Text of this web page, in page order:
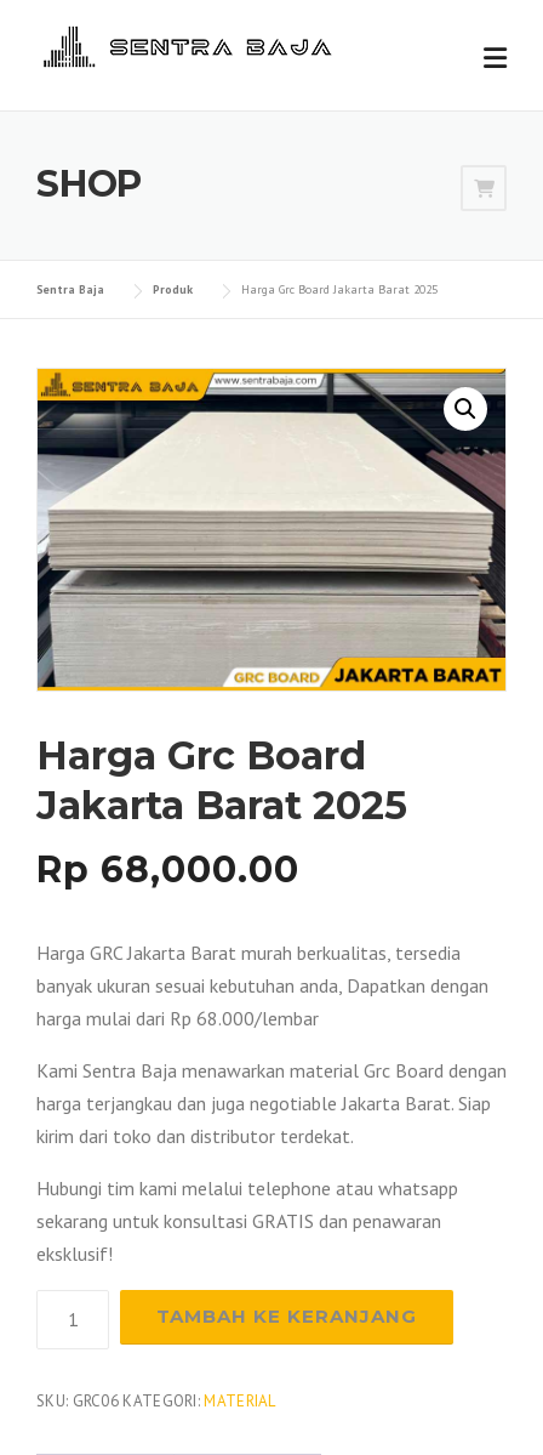
SHOP
Sentra Baja Produk Harga Grc Board Jakarta Barat 2025
Harga Grc Board
Jakarta Barat 2025
Rp 68,000.00
Harga GRC Jakarta Barat murah berkualitas, tersedia
banyak ukuran sesuai kebutuhan anda, Dapatkan dengan
harga mulai dari Rp 68.000/lembar
Kami Sentra Baja menawarkan material Grc Board dengan
harga terjangkau dan juga negotiable Jakarta Barat. Siap
kirim dari toko dan distributor terdekat.
Hubungi tim kami melalui telephone atau whatsapp
sekarang untuk konsultasi GRATIS dan penawaran
eksklusif!
Board
TAMBAH KE KERANJANG
SKU: GRC06 KATEGORI:MATERIAL